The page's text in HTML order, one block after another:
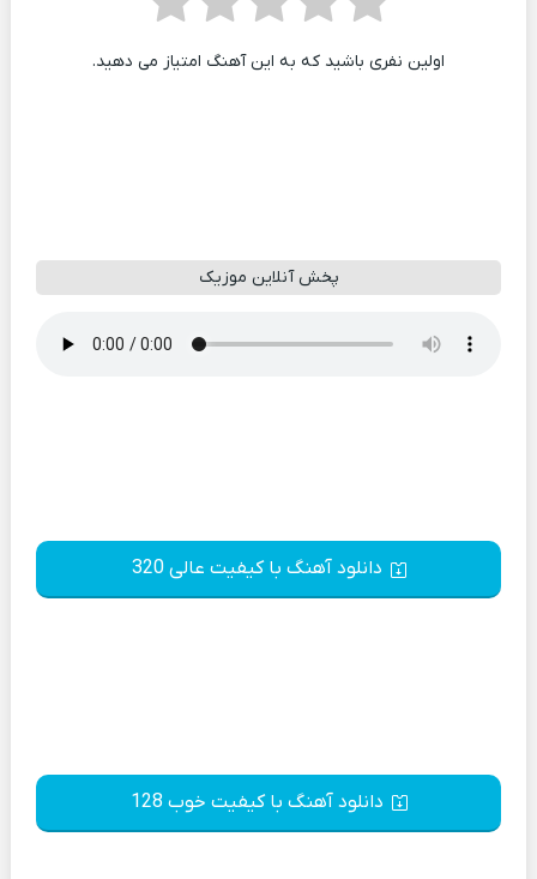
اولین نفری باشید که به این آهنگ امتیاز می دهید.
پخش آنلاین موزیک
دانلود آهنگ با کیفیت عالی 320
دانلود آهنگ با کیفیت خوب 128